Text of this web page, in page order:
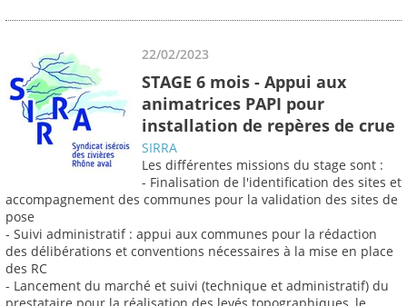
22/02/2023
STAGE 6 mois - Appui aux
animatrices PAPI pour
installation de repères de crue
SIRRA
Les différentes missions du stage sont :
- Finalisation de l'identification des sites et
accompagnement des communes pour la validation des sites de
pose
- Suivi administratif : appui aux communes pour la rédaction
des délibérations et conventions nécessaires à la mise en place
des RC
- Lancement du marché et suivi (technique et administratif) du